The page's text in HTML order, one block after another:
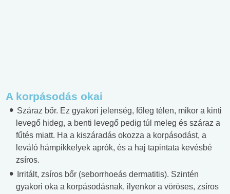
A korpásodás okai
Száraz bőr. Ez gyakori jelenség, főleg télen, mikor a kinti
levegő hideg, a benti levegő pedig túl meleg és száraz a
fűtés miatt. Ha a kiszáradás okozza a korpásodást, a
leváló hámpikkelyek aprók, és a haj tapintata kevésbé
zsíros.
Irritált, zsíros bőr (seborrhoeás dermatitis). Szintén
gyakori oka a korpásodásnak, ilyenkor a vöröses, zsíros